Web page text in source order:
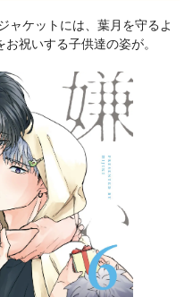
ャケットには、葉月を守るよ
祝いする子供達の姿が。